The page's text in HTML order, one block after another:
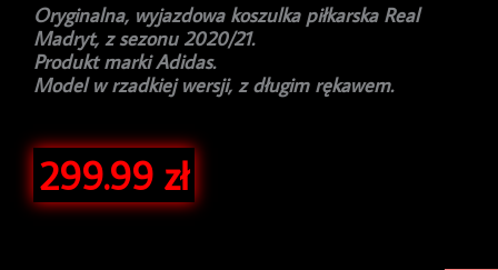
Oryginalna, wyjazdowa koszulka piłkarska Real
Madryt, z sezonu 2020/21.
Produkt marki Adidas.
Model w rzadkiej wersji, z długim rękawem.
299.99 zł